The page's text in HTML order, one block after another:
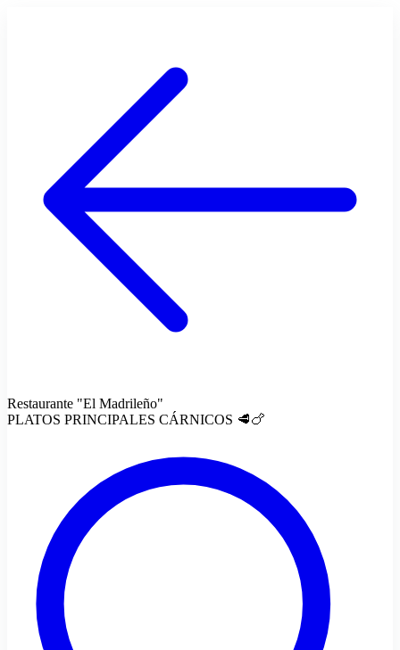
Restaurante "El Madrileño"
PLATOS PRINCIPALES CÁRNICOS 🥩🍗